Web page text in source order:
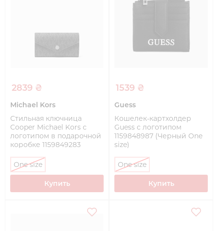
2839 ₴
Michael Kors
Стильная ключница
Cooper Michael Kors с
логотипом в подарочной
коробке 1159849283
One size
Купить
1539 ₴
Guess
Кошелек-картхолдер
Guess с логотипом
1159848987 (Черный One
size)
One size
Купить